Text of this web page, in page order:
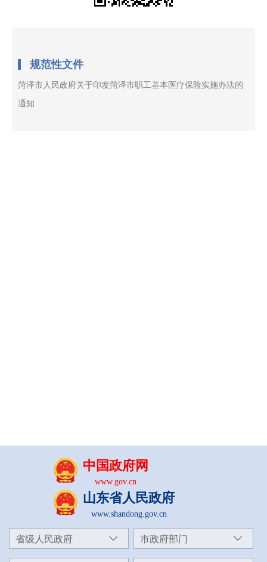
规范性文件
菏泽市人民政府关于印发菏泽市职工基本医疗保险实施办法的
通知
中国政府网
www.gov.cn
山东省人民政府
www.shandong.gov.cn
省级人民政府 市政府部门